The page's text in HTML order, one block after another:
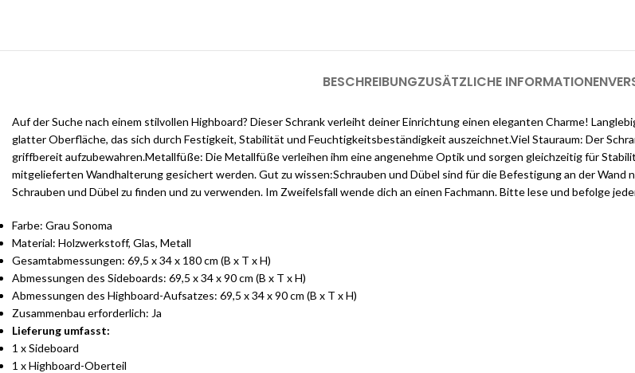
BESCHREIBUNGZUSÄTZLICHE INFORMATIONEN
Auf der Suche nach einem stilvollen Highboard? Dieser Schrank verleiht deiner Einrichtung einen eleganten Charme!
glatter Oberfläche, das sich durch Festigkeit, Stabilität und Feuchtigkeitsbeständigkeit auszeichnet.Viel Stauraum: Der
griffbereit aufzubewahren.Metallfüße: Die Metallfüße verleihen ihm eine angenehme Optik und sorgen gleichzeitig für
mitgelieferten Wandhalterung gesichert werden. Gut zu wissen:Schrauben und Dübel sind für die Befestigung an der
Schrauben und Dübel zu finden und zu verwenden. Im Zweifelsfall wende dich an einen Fachmann. Bitte lese und befolge
Farbe: Grau Sonoma
Material: Holzwerkstoff, Glas, Metall
Gesamtabmessungen: 69,5 x 34 x 180 cm (B x T x H)
Abmessungen des Sideboards: 69,5 x 34 x 90 cm (B x T x H)
Abmessungen des Highboard-Aufsatzes: 69,5 x 34 x 90 cm (B x T x H)
Zusammenbau erforderlich: Ja
Lieferung umfasst:
1 x Sideboard
1 x Highboard-Oberteil